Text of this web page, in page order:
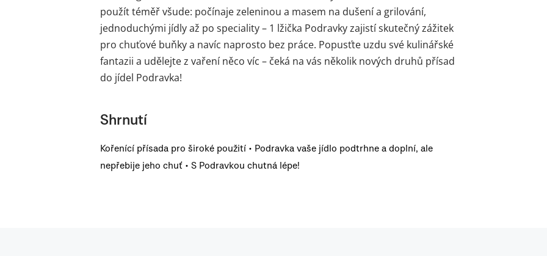
použít téměř všude: počínaje zeleninou a masem na dušení a grilování,
jednoduchými jídly až po speciality – 1 lžička Podravky zajistí skutečný zážitek
pro chuťové buňky a navíc naprosto bez práce. Popusťte uzdu své kulinářské
fantazii a udělejte z vaření něco víc – čeká na vás několik nových druhů přísad
do jídel Podravka!
Shrnutí
Kořenící přísada pro široké použití • Podravka vaše jídlo podtrhne a doplní, ale
nepřebije jeho chuť • S Podravkou chutná lépe!